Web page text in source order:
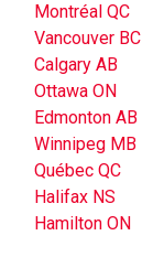
Montréal QC
Vancouver BC
Calgary AB
Ottawa ON
Edmonton AB
Winnipeg MB
Québec QC
Halifax NS
Hamilton ON